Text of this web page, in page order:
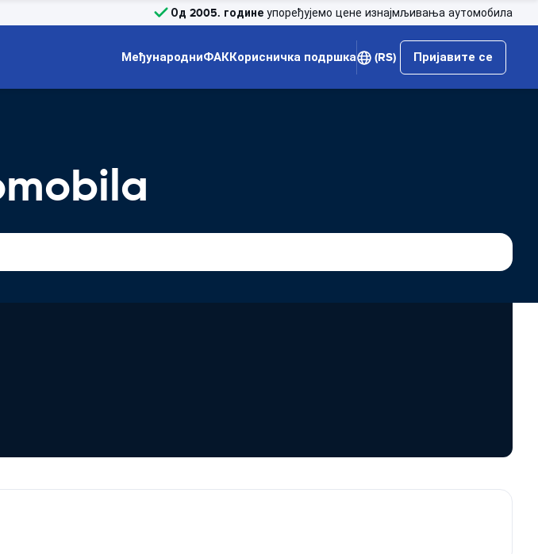
Од 2005. године упоређујемо цене изнајмљивања аутомобила
МеђународниФАККорисничка подршка (RS) Пријавите се